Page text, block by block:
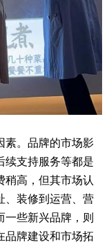
素。品牌的市场影
续支持服务等都是
稍高，但其市场认
、装修到运营、营
些新兴品牌，则
品牌建设和市场拓